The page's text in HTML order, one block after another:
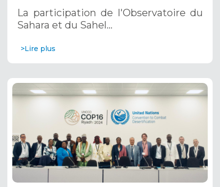
Saoudite
La participation de l'Observatoire du
Sahara et du Sahel…
>Lire plus